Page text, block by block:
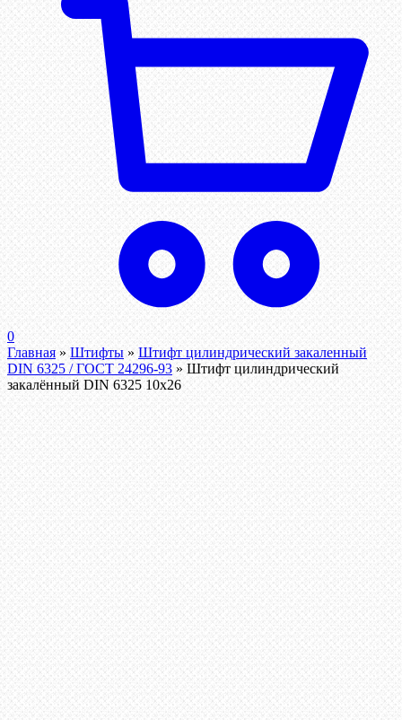
0
Главная » Штифты » Штифт цилиндрический закаленный
DIN 6325 / ГОСТ 24296-93 » Штифт цилиндрический
закалённый DIN 6325 10х26